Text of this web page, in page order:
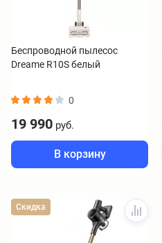
Беспроводной пылесос
Dreame R10S белый
0
19 990 руб.
В корзину
Скидка